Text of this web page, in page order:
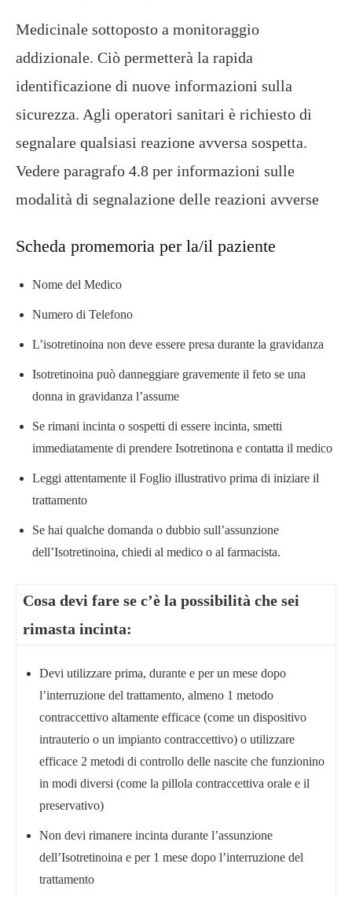
Medicinale sottoposto a monitoraggio
addizionale. Ciò permetterà la rapida
identificazione di nuove informazioni sulla
sicurezza. Agli operatori sanitari è richiesto di
segnalare qualsiasi reazione avversa sospetta.
Vedere paragrafo 4.8 per informazioni sulle
modalità di segnalazione delle reazioni avverse
Scheda promemoria per la/il paziente
Nome del Medico
Numero di Telefono
L’isotretinoina non deve essere presa durante la gravidanza
Isotretinoina può danneggiare gravemente il feto se una
donna in gravidanza l’assume
Se rimani incinta o sospetti di essere incinta, smetti
immediatamente di prendere Isotretinona e contatta il medico
Leggi attentamente il Foglio illustrativo prima di iniziare il
trattamento
Se hai qualche domanda o dubbio sull’assunzione
dell’Isotretinoina, chiedi al medico o al farmacista.
Cosa devi fare se c’è la possibilità che sei
rimasta incinta:
Devi utilizzare prima, durante e per un mese dopo
l’interruzione del trattamento, almeno 1 metodo
contraccettivo altamente efficace (come un dispositivo
intrauterio o un impianto contraccettivo) o utilizzare
efficace 2 metodi di controllo delle nascite che funzionino
in modi diversi (come la pillola contraccettiva orale e il
preservativo)
Non devi rimanere incinta durante l’assunzione
dell’Isotretinoina e per 1 mese dopo l’interruzione del
trattamento